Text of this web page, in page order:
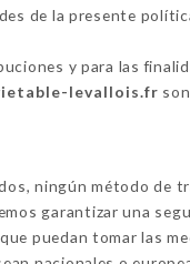
de la presente
y para las
levallois.fr
ningún método
garantizar una
puedan tomar las